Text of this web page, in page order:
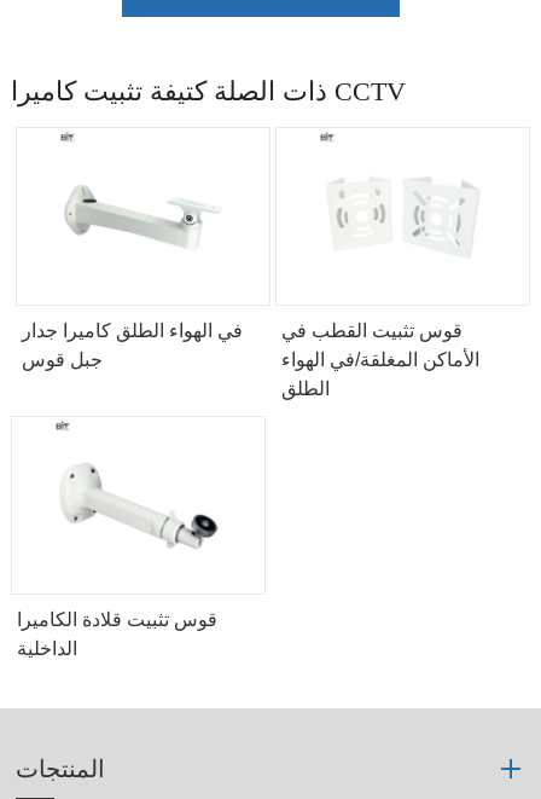
ذات الصلة كتيفة تثبيت كاميرا CCTV
في الهواء الطلق كاميرا جدار
جبل قوس
قوس تثبيت القطب في
الأماكن المغلقة/في الهواء
الطلق
قوس تثبيت قلادة الكاميرا
الداخلية
المنتجات